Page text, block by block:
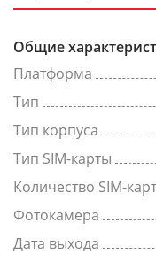
Общие
Платформа
Тип
Тип корпуса
Тип SIM-карты
Количество SIM-карт
Фотокамера
Дата выхода